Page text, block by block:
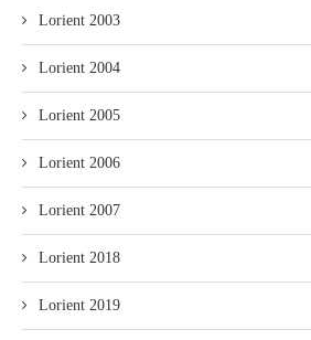
Lorient 2003
Lorient 2004
Lorient 2005
Lorient 2006
Lorient 2007
Lorient 2018
Lorient 2019